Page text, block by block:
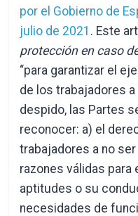
por el Gobierno de
julio de 2021 . Este
protección en caso
“para garantizar el
de los trabajadores
despido, las Partes
reconocer: a) el
trabajadores a no
razones válidas para
aptitudes o su
necesidades de